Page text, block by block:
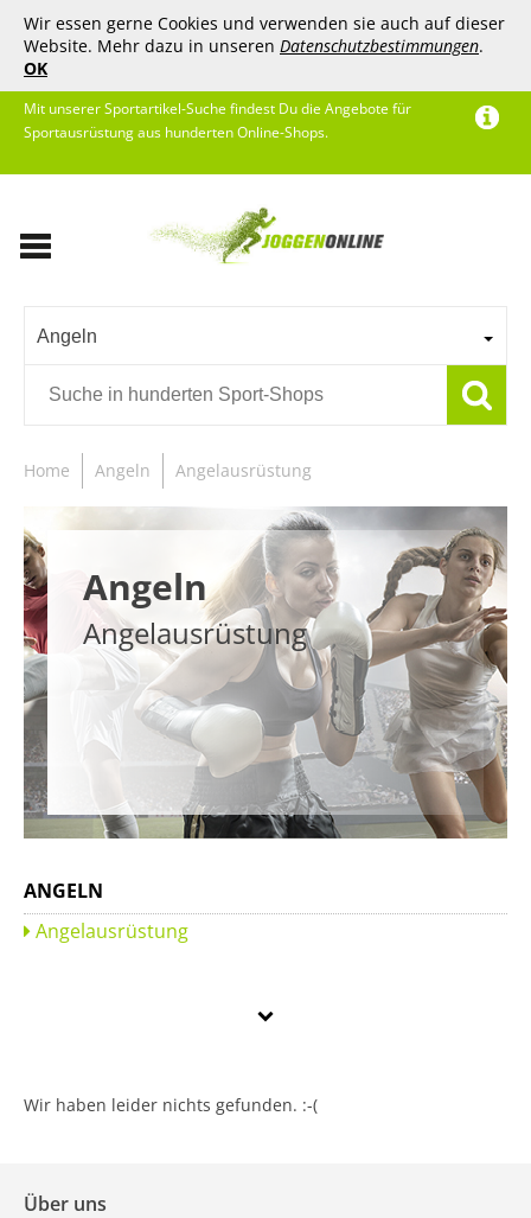
Wir essen gerne Cookies und verwenden sie auch auf dieser
Website. Mehr dazu in unseren Datenschutzbestimmungen.
OK
Mit unserer Sportartikel-Suche findest Du die Angebote für
Sportausrüstung aus hunderten Online-Shops.
Angeln
Home Angeln Angelausrüstung
Angeln
Angelausrüstung
ANGELN
Angelausrüstung
Wir haben leider nichts gefunden. :-(
Über uns